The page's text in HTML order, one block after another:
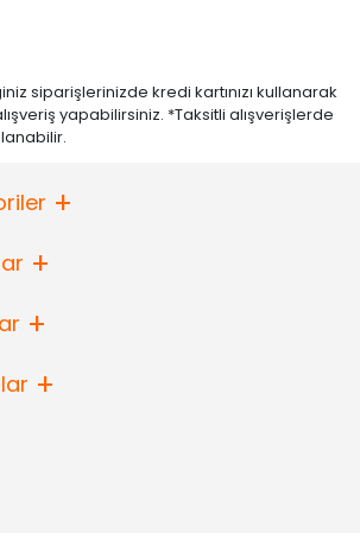
siparişlerinizde kredi kartınızı kullanarak
yapabilirsiniz. *Taksitli alışverişlerde